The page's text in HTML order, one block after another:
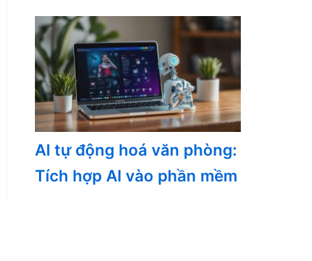
AI tự động hoá văn phòng:
Tích hợp AI vào phần mềm